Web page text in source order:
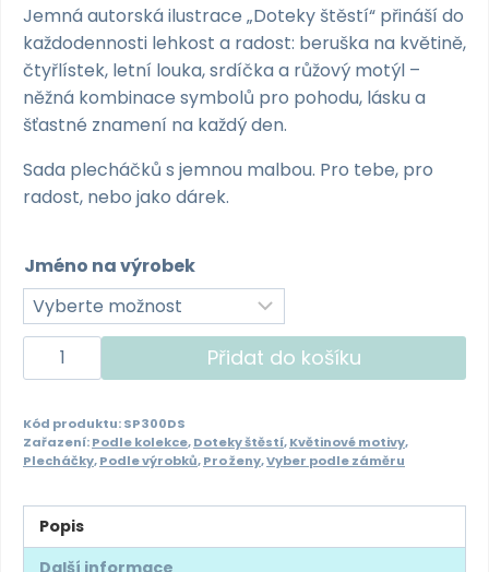
až
649,00 Kč
Jemná autorská ilustrace „Doteky štěstí“ přináší do
každodennosti lehkost a radost: beruška na květině,
čtyřlístek, letní louka, srdíčka a růžový motýl –
něžná kombinace symbolů pro pohodu, lásku a
šťastné znamení na každý den.
Sada plecháčků s jemnou malbou. Pro tebe, pro
radost, nebo jako dárek.
Jméno na výrobek
Sada
plecháčků
-
doteky
množství
Přidat do košíku
Kód produktu:SP300DS
Zařazení:Podle kolekce,Doteky štěstí,Květinové motivy,
Plecháčky,Podle výrobků,Pro ženy,Vyber podle záměru
Popis